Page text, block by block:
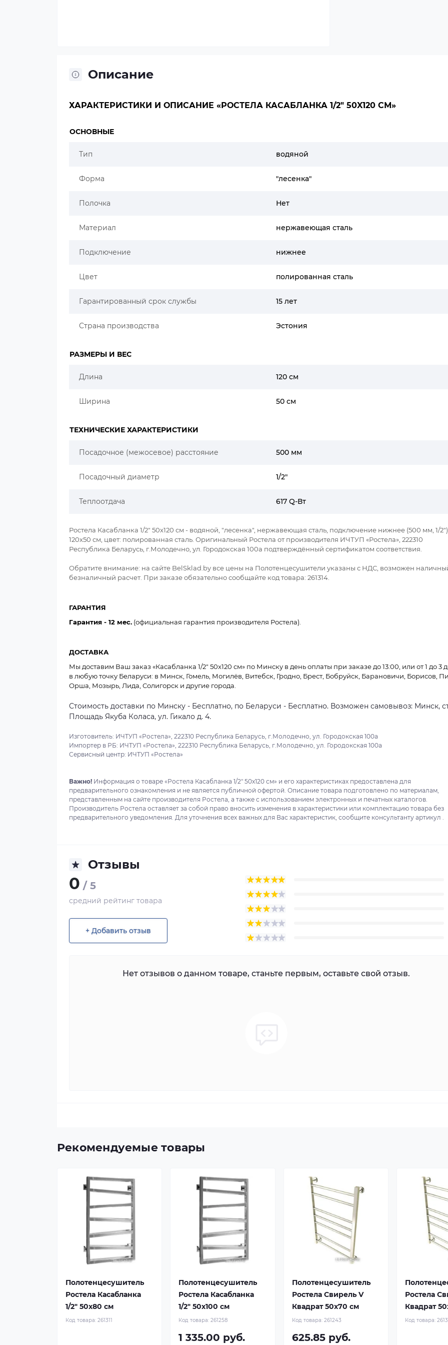
Описание
ХАРАКТЕРИСТИКИ И ОПИСАНИЕ «РОСТЕЛА КАСАБЛАНКА 1/2" 50X120 СМ»
ОСНОВНЫЕ
Тип водяной
Форма "лесенка"
Полочка Нет
Материал нержавеющая сталь
Подключение нижнее
Цвет полированная сталь
Гарантированный срок службы 15 лет
Страна производства Эстония
РАЗМЕРЫ И ВЕС
Длина 120 см
Ширина 50 см
ТЕХНИЧЕСКИЕ ХАРАКТЕРИСТИКИ
Посадочное (межосевое) расстояние 500 мм
Посадочный диаметр 1/2"
Теплоотдача 617 Q-Вт
Ростела Касабланка 1/2" 50x120 см - водяной, "лесенка", нержавеющая сталь, подключение нижнее (500 мм, 1/2"),
120x50 см, цвет: полированная сталь. Оригинальный Ростела от производителя ИЧТУП «Ростела», 222310
Республика Беларусь, г.Молодечно, ул. Городокская 100а подтверждённый сертификатом соответствия.
Обратите внимание: на сайте BelSklad.by все цены на Полотенцесушители указаны с НДС, возможен
безналичный расчет. При заказе обязательно сообщайте код товара: 261314.
ГАРАНТИЯ
Гарантия - 12 мес. (официальная гарантия производителя Ростела).
ДОСТАВКА
Мы доставим Ваш заказ «Касабланка 1/2" 50x120 см» по Минску в день оплаты при заказе до 13:00, или от 1 до 3
в любую точку Беларуси: в Минск, Гомель, Могилёв, Витебск, Гродно, Брест, Бобруйск, Барановичи, Борисов,
Орша, Мозырь, Лида, Солигорск и другие города.
Стоимость доставки по Минску - Бесплатно, по Беларуси - Бесплатно. Возможен самовывоз: Минск,
Площадь Якуба Коласа, ул. Гикало д. 4.
Изготовитель: ИЧТУП «Ростела», 222310 Республика Беларусь, г.Молодечно, ул. Городокская 100а
Импортер в РБ: ИЧТУП «Ростела», 222310 Республика Беларусь, г.Молодечно, ул. Городокская 100а
Сервисный центр: ИЧТУП «Ростела»
Важно! Информация о товаре «Ростела Касабланка 1/2" 50x120 см» и его характеристиках предоставлена для
предварительного ознакомления и не является публичной офертой. Описание товара подготовлено по материалам,
представленным на сайте производителя Ростела, а также с использованием электронных и печатных каталогов.
Производитель Ростела оставляет за собой право вносить изменения в характеристики или комплектацию товара без
предварительного уведомления. Для уточнения всех важных для Вас характеристик, сообщите консультанту артикул .
Отзывы
0 / 5
средний рейтинг товара
+ Добавить отзыв
Нет отзывов о данном товаре, станьте первым, оставьте свой отзыв.
Рекомендуемые товары
Полотенцесушитель
Ростела Касабланка
1/2" 50x80 см
Код товара: 261311
Полотенцесушитель
Ростела Касабланка
1/2" 50x100 см
Код товара:261258
1 335.00 руб.
Полотенцесушитель
Ростела Свирель V
Квадрат 50x70 см
Код товара: 261243
625.85 руб.
Ростела
Квадрат
Код товара: